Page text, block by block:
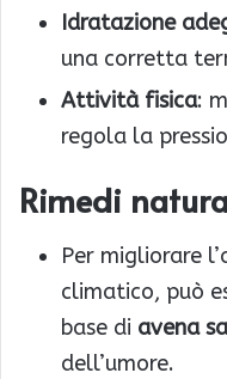
Idratazione
una corretta
Attività fisica:
regola la
Rimedi
Per migliorare
climatico, può
base di avena
dell’umore.